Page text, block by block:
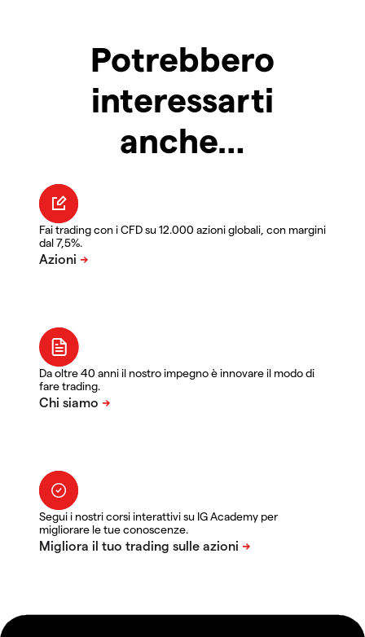
Potrebbero
interessarti
anche…
Fai trading con i CFD su 12.000 azioni globali, con margini
dal 7,5%.
Da oltre 40 anni il nostro impegno è innovare il modo di
fare trading.
Segui i nostri corsi interattivi su IG Academy per
migliorare le tue conoscenze.